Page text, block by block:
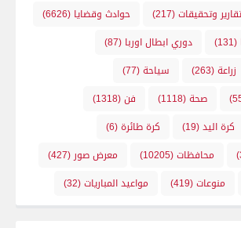
تقارير وتحقيقات(217) حوادث وقضايا (6626)
(131) دوري ابطال اوربا (87)
زراعة(263) سياحة(77)
صحة(1118) فن(1318)
كرة اليد(19) كرة طائرة(6)
محافظات(10205) معرض صور (427)
منوعات(419) مواعيد المباريات(32)